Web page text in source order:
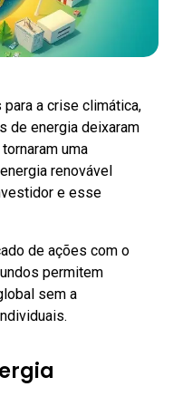
a crise climática,
de energia deixaram
uma
renovável
e esse
de ações com o
permitem
sem a